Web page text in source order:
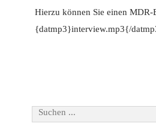
Suchen ...
Hierzu können Sie einen MDR-
{datmp3}interview.mp3{/